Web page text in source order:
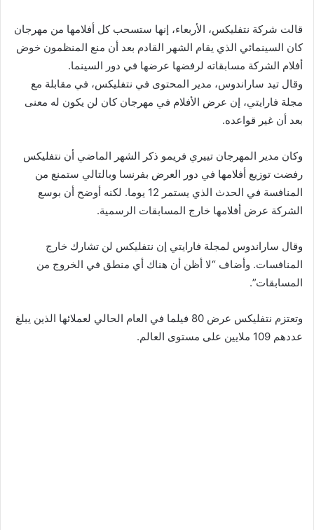
قالت شركة نتفليكس، الأربعاء، إنها ستسحب كل أفلامها من مهرجان
كان السينمائي الذي يقام الشهر القادم بعد أن منع المنظمون خوض
أفلام الشركة مسابقاته لرفضها عرضها في دور السينما.
وقال تيد ساراندوس، مدير المحتوى في نتفليكس، في مقابلة مع
مجلة فارايتي، إن عرض الأفلام في مهرجان كان لن يكون له معنى
بعد أن غير قواعده.
وكان مدير المهرجان تييري فريمو ذكر الشهر الماضي أن نتفليكس
رفضت توزيع أفلامها في دور العرض بفرنسا وبالتالي ستمنع من
المنافسة في الحدث الذي يستمر 12 يوما. لكنه أوضح أن بوسع
الشركة عرض أفلامها خارج المسابقات الرسمية.
وقال ساراندوس لمجلة فارايتي إن نتفليكس لن تشارك خارج
المنافسات. وأضاف “لا أظن أن هناك أي منطق في الخروج من
المسابقات”.
وتعتزم نتفليكس عرض 80 فيلما في العام الحالي لعملائها الذين يبلغ
عددهم 109 ملايين على مستوى العالم.